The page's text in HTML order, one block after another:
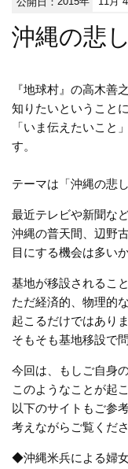
沖縄の悲
『地球村』の高木善
知りたいということ
「いま伝えたいこと
す。
テーマは「沖縄の悲
最近テレビや新聞な
沖縄の普天間、辺野
目にする機会は多い
基地が移設されるこ
ただ経済的、物理的
起こるだけではありま
そもそも基地移設で
今回は、もしご自身
このようなことが起
以下のサイトもご参
考えながらご覧くださ
◆沖縄米兵による婦